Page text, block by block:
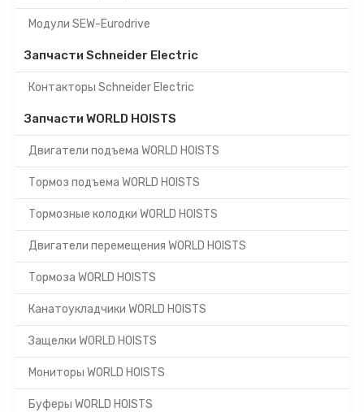
Модули SEW-Eurodrive
Запчасти Schneider Electric
Контакторы Schneider Electric
Запчасти WORLD HOISTS
Двигатели подъема WORLD HOISTS
Тормоз подъема WORLD HOISTS
Тормозные колодки WORLD HOISTS
Двигатели перемещения WORLD HOISTS
Тормоза WORLD HOISTS
Канатоукладчики WORLD HOISTS
Защелки WORLD HOISTS
Мониторы WORLD HOISTS
Буферы WORLD HOISTS